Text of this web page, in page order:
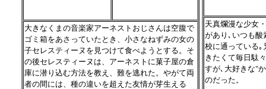
大きなくまの音楽家アーネストおじさんは空腹で
ゴミ箱をあさっていたとき、小さなねずみの女の
子セレスティーヌを見つけて食べようとする。そ
の後セレスティーヌは、アーネストに菓子屋の倉
庫に潜り込む方法を教え、難を逃れた。やがて両
者の間には、種の違いを超えた友情が芽生える
天真爛漫な少女
があり､いつも酸
校に通っている｡
きたくて毎日駄
すが､大好きな"
のだった。